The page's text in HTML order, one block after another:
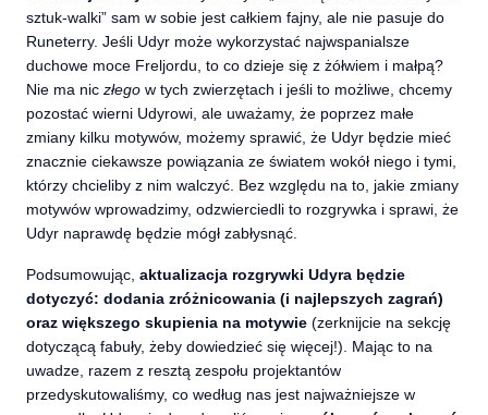
sztuk-walki” sam w sobie jest całkiem fajny, ale nie pasuje do
Runeterry. Jeśli Udyr może wykorzystać najwspanialsze
duchowe moce Freljordu, to co dzieje się z żółwiem i małpą?
Nie ma nic złego w tych zwierzętach i jeśli to możliwe, chcemy
pozostać wierni Udyrowi, ale uważamy, że poprzez małe
zmiany kilku motywów, możemy sprawić, że Udyr będzie mieć
znacznie ciekawsze powiązania ze światem wokół niego i tymi,
którzy chcieliby z nim walczyć. Bez względu na to, jakie zmiany
motywów wprowadzimy, odzwierciedli to rozgrywka i sprawi, że
Udyr naprawdę będzie mógł zabłysnąć.
Podsumowując, aktualizacja rozgrywki Udyra będzie
dotyczyć: dodania zróżnicowania (i najlepszych zagrań)
oraz większego skupienia na motywie (zerknijcie na sekcję
dotyczącą fabuły, żeby dowiedzieć się więcej!). Mając to na
uwadze, razem z resztą zespołu projektantów
przedyskutowaliśmy, co według nas jest najważniejsze w